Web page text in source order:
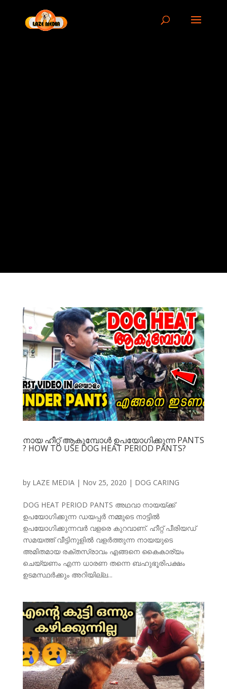
നായ ഹീറ്റ് ആകുമ്പോള്‍ ഉപയോഗിക്കുന്ന PANTS
? HOW TO USE DOG HEAT PERIOD PANTS?
by LAZE MEDIA| Nov 25, 2020 | DOG CARING
DOG HEAT PERIOD PANTS അഥവാ നായയ്ക്ക്
ഉപയോഗിക്കുന്ന ഡയപ്പര്‍ നമ്മുടെ നാട്ടില്‍
ഉപയോഗിക്കുന്നവര്‍ വളരെ കുറവാണ്. ഹീറ്റ് പീരിയഡ്
സമയത്ത് വീട്ടിനുളില്‍ വളര്‍ത്തുന്ന നായയുടെ
അമിതമായ രക്തസ്രാവം എങ്ങനെ കൈകാര്യം
ചെയ്യണം എന്ന ധാരണ തന്നെ ബഹുഭൂരിപക്ഷം
ഉടമസ്ഥര്‍ക്കും അറിയില്ല...